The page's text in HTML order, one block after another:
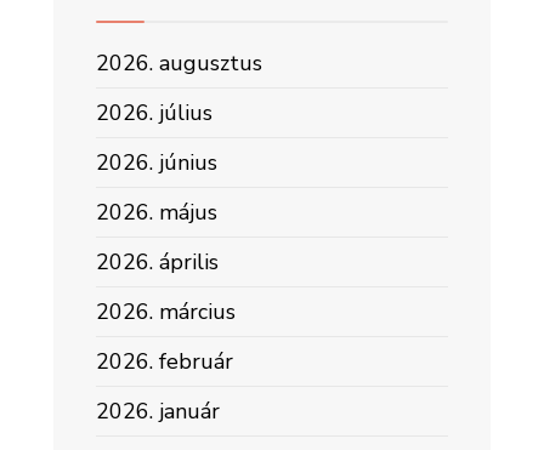
2026. augusztus
2026. július
2026. június
2026. május
2026. április
2026. március
2026. február
2026. január